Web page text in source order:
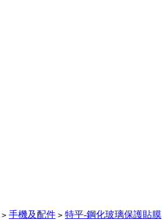
> 手機及配件 > 特平-鋼化玻璃保護貼膜